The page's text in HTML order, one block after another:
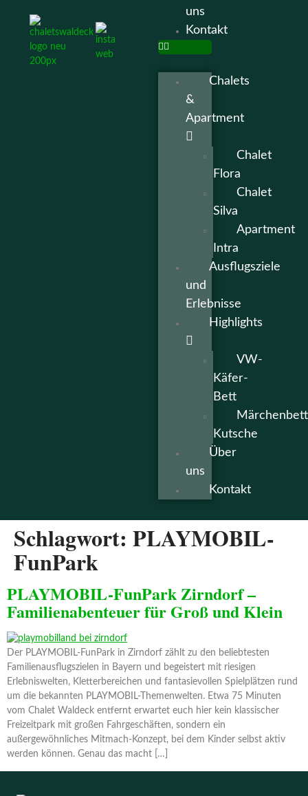
uns
Kontakt
Chalets
&
Apartment
Chalet
Flora
Chalet
Silva
Apartment
Intra
Ausflugsziele
und
Erlebnisse
Highlights
VW-
Käfer-
Bett
Märchenbett
Kutsche
Über
uns
Kontakt
Schlagwort: PLAYMOBIL-
FunPark
PLAYMOBIL-FunPark Zirndorf –
Familienabenteuer für Groß und Klein
Der PLAYMOBIL-FunPark in Zirndorf zählt zu den beliebtesten
Familienausflugszielen in Bayern und begeistert mit riesigen
Erlebniswelten, Kletterbereichen und fantasievollen Spielplätzen rund
um die bekannten PLAYMOBIL-Themenwelten. Etwa 75 Minuten
vom Chalet Waldeck entfernt erwartet euch hier kein klassischer
Freizeitpark mit großen Fahrgeschäften, sondern ein
außergewöhnliches Mitmach-Konzept, bei dem Kinder selbst aktiv
werden können. Genau das macht […]